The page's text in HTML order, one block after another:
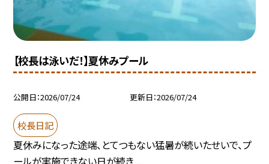
【校長は泳いだ！】夏休みプール
公開日 2026/07/24 更新日 2026/07/24
校長日記
夏休みになった途端、とてつもない猛暑が続いたせいで、プ
ールが実施できない日が続き...